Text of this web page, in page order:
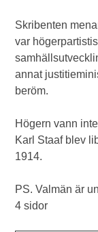
Skribenten
var
annat
beröm.
Högern vann
Karl Staaf blev
1914.
PS. Valmän är
4 sidor